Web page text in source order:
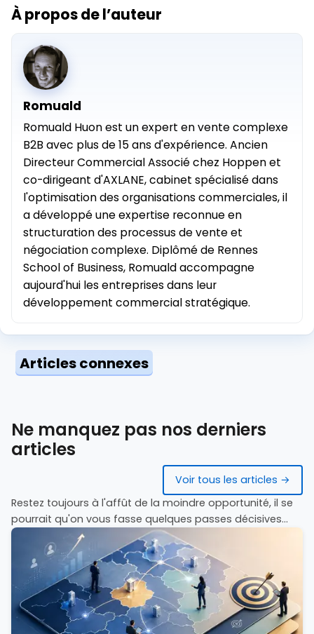
À propos de l’auteur
Romuald
Romuald Huon est un expert en vente complexe
B2B avec plus de 15 ans d'expérience. Ancien
Directeur Commercial Associé chez Hoppen et
co-dirigeant d'AXLANE, cabinet spécialisé dans
l'optimisation des organisations commerciales, il
a développé une expertise reconnue en
structuration des processus de vente et
négociation complexe. Diplômé de Rennes
School of Business, Romuald accompagne
aujourd'hui les entreprises dans leur
développement commercial stratégique.
Articles connexes
Ne manquez pas nos derniers
articles
Voir tous les articles →
Restez toujours à l'affût de la moindre opportunité, il se
pourrait qu'on vous fasse quelques passes décisives...